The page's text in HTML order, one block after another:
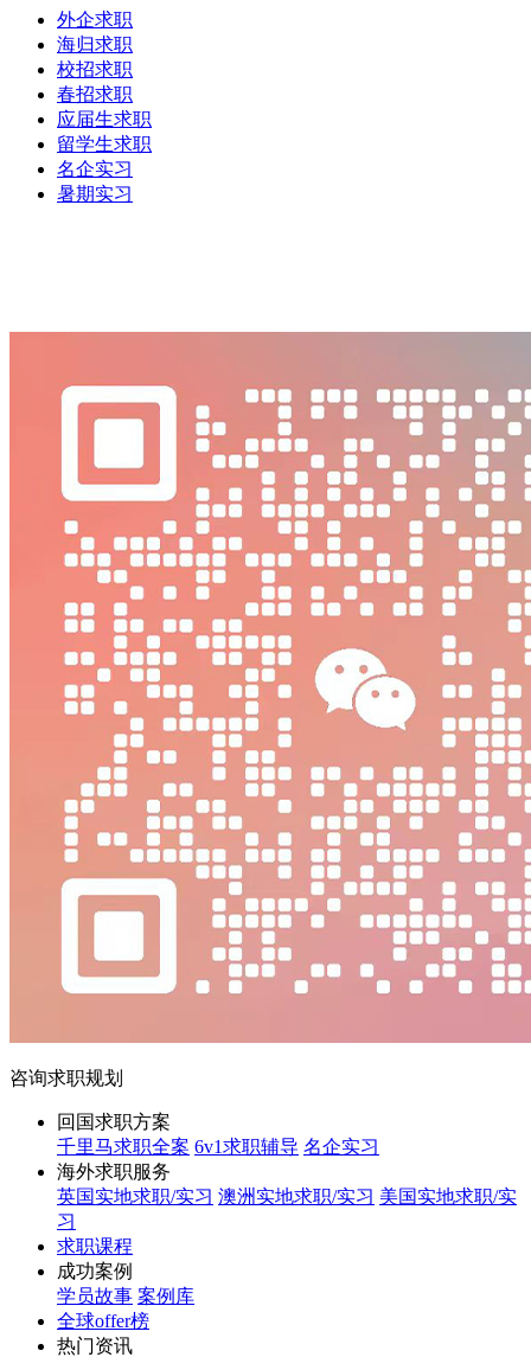
外企求职
海归求职
校招求职
春招求职
应届生求职
留学生求职
名企实习
暑期实习
咨询求职规划
回国求职方案
千里马求职全案 6v1求职辅导 名企实习
海外求职服务
英国实地求职/实习 澳洲实地求职/实习 美国实地求职/实
习
求职课程
成功案例
学员故事 案例库
全球offer榜
热门资讯